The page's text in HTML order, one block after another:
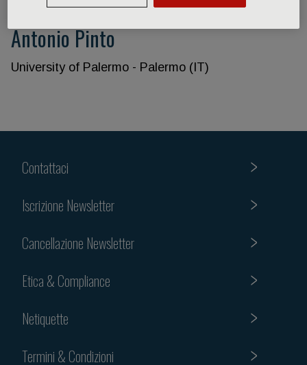
Antonio Pinto
University of Palermo - Palermo (IT)
Contattaci
Iscrizione Newsletter
Cancellazione Newsletter
Etica & Compliance
Netiquette
Termini & Condizioni